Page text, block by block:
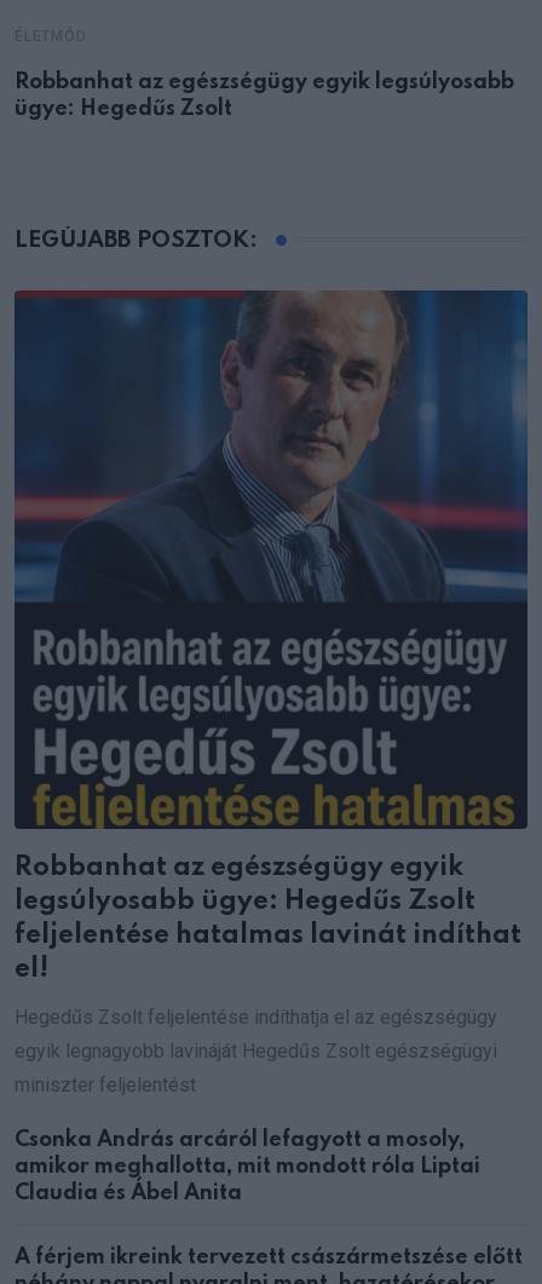
Robbanhat az egészségügy egyik legsúlyosabb
ügye: Hegedűs Zsolt
LEGÚJABB POSZTOK:
Robbanhat az egészségügy egyik
legsúlyosabb ügye: Hegedűs Zsolt
feljelentése hatalmas lavinát indíthat
el!
Hegedűs Zsolt feljelentése indíthatja el az egészségügy
egyik legnagyobb lavináját Hegedűs Zsolt egészségügyi
miniszter feljelentést
Csonka András arcáról lefagyott a mosoly,
amikor meghallotta, mit mondott róla Liptai
Claudia és Ábel Anita
A férjem ikreink tervezett császármetszése előtt